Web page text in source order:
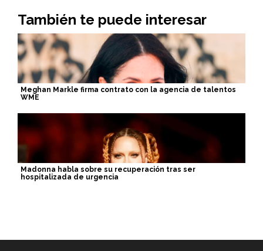
También te puede interesar
Meghan Markle firma contrato con la agencia de talentos
WME
Madonna habla sobre su recuperación tras ser
hospitalizada de urgencia